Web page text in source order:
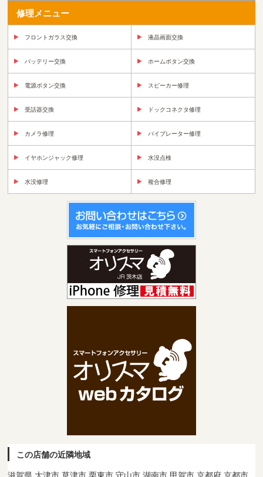
修理メニュー
フロントガラス交換 液晶画面交換
バッテリー交換 ホームボタン交換
電源ボタン交換 スピーカー修理
受話器交換 ドックコネクタ修理
カメラ修理 バイブレーター修理
イヤホンジャック修理 水没点検
水没修理 複合修理
この店舗の近隣地域
滋賀県 大津市 草津市 栗東市 守山市 湖南市 甲賀市 京都府 京都市